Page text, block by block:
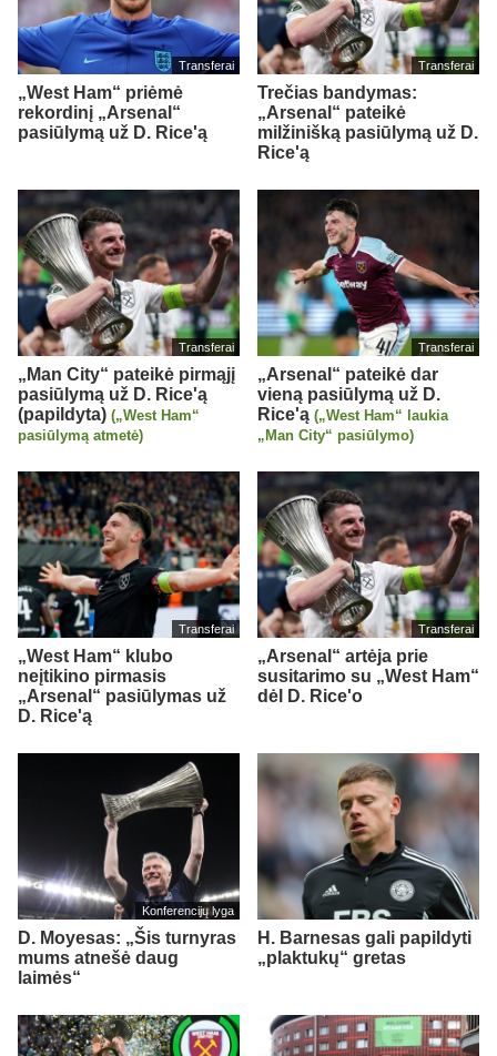
Transferai
„West Ham“ priėmė
rekordinį „Arsenal“
pasiūlymą už D. Rice'ą
Transferai
Trečias bandymas:
„Arsenal“ pateikė
milžinišką pasiūlymą už D.
Rice'ą
Transferai
„Man City“ pateikė pirmąjį
pasiūlymą už D. Rice'ą
(papildyta) („West Ham“
pasiūlymą atmetė)
Transferai
„Arsenal“ pateikė dar
vieną pasiūlymą už D.
Rice'ą („West Ham“ laukia
„Man City“ pasiūlymo)
Transferai
„West Ham“ klubo
neįtikino pirmasis
„Arsenal“ pasiūlymas už
D. Rice'ą
Transferai
„Arsenal“ artėja prie
susitarimo su „West Ham“
dėl D. Rice'o
Konferencijų lyga
D. Moyesas: „Šis turnyras
mums atnešė daug
laimės“
H. Barnesas gali papildyti
„plaktukų“ gretas